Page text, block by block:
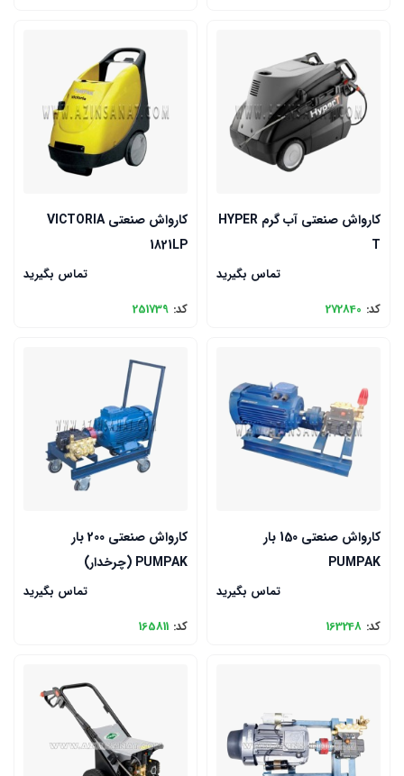
کارواش صنعتی آب گرم HYPER
T
تماس بگیرید
کد: 272840
کارواش صنعتی VICTORIA
1821LP
تماس بگیرید
کد: 251739
کارواش صنعتی 150 بار
PUMPAK
تماس بگیرید
کد: 163248
کارواش صنعتی 200 بار
PUMPAK (چرخدار)
تماس بگیرید
کد: 165811